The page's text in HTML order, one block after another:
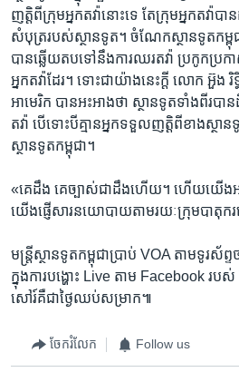
ញត្តិ​ពី​ក្រុម​អ្នក​តវ៉ា​នោះ​ទេ តែ​ក្រុម​អ្នក​តវ៉ា​ប
សំបុត្រ​របស់​ស្ថានទូត។​ ចំណែក​ស្ថាន​ទូត​កម្ពុ
បាន​ឆ្លើយ​តប​ទៅ​នឹង​ការ​ឈរតវ៉ា​ ប្រកូក​ប្
អ្នក​តវ៉ា​ដែរ។ ទោះ​ជា​យ៉ាង​នេះ​ក្ដី​ លោក អ៊ួង រិ
អាមេរិក បាន​អះ​អាង​ថា​ ស្ថាន​ទូត​ទាំង​ពីរ​បា
តវ៉ា បើ​ទោះ​បី​គ្មាន​អ្នក​ទទួល​ញត្តិ​ពី​ខាង​ស្ថាន​
ស្ថាន​ទូត​កម្ពុជា។
«គេ​ដឹង​ គេ​ច្បាស់​ជា​ដឹង​ហើយ។ ហើយ​យើង​អត់​
យើង​ផ្ញើសារ​នយោបាយ​តាម​រយៈ​ក្រុម​បាតុក
មន្ត្រី​ស្ថាន​ទូត​កម្ពុជា​ប្រាប់ VOA តាម​ទូរស័
ក្នុង​ការ​បង្ហោះ Live តាម Facebook រប
សៅរ៍​គឺ​ជា​ថ្ងៃ​ឈប់​សម្រាក៕
ចែករំលែក Follow us